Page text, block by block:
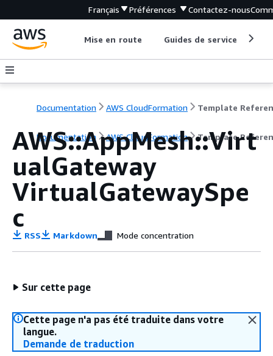
Français Préférences Contactez-nous
Mise en route Guides de service
Documentation AWS CloudFormation Template
Documentation AWS CloudFormation Template
AWS::AppMesh::Virt
ualGateway
VirtualGatewaySpe
c
RSS Markdown Mode concentration
Sur cette page
Cette page n'a pas été traduite dans votre
langue.
Demande de traduction